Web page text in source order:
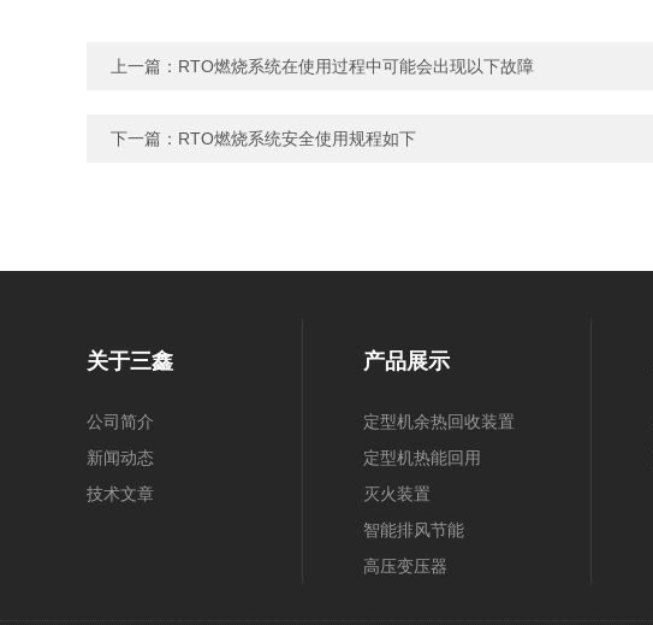
上一篇： RTO燃烧系统在使用过程中可能会出现以下故障
下一篇： RTO燃烧系统安全使用规程如下
关于三鑫
公司简介
新闻动态
技术文章
产品展示
定型机余热回收装置
定型机热能回用
灭火装置
智能排风节能
高压变压器